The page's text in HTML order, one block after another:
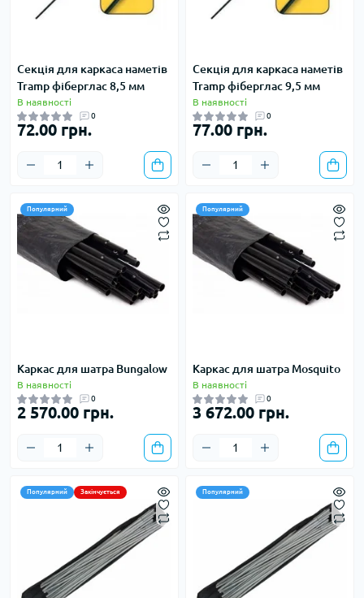
Секція для каркаса наметів
Tramp фіберглас 8,5 мм
В наявності
0
72.00 грн.
Секція для каркаса наметів
Tramp фіберглас 9,5 мм
В наявності
0
77.00 грн.
Популярний
Каркас для шатра Bungalow
В наявності
0
2 570.00 грн.
Популярний
Каркас для шатра Mosquito
В наявності
0
3 672.00 грн.
Популярний Закінчується Популярний